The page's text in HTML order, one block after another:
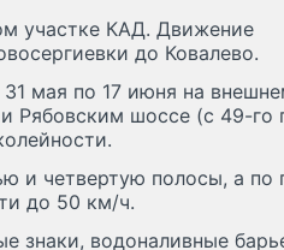
участке КАД. Движение
до Ковалево.
мая по 17 июня на
Рябовским шоссе (с 49-го
и четвертую полосы, а по
до 50 км/ч.
знаки, водоналивные